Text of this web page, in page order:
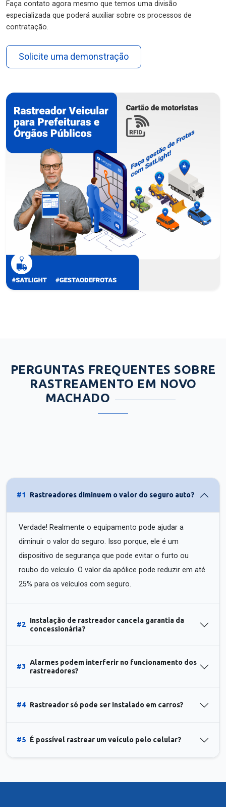
Faça contato agora mesmo que temos uma divisão
especializada que poderá auxiliar sobre os processos de
contratação.
Solicite uma demonstração
PERGUNTAS FREQUENTES SOBRE
RASTREAMENTO EM NOVO
MACHADO
#1 Rastreadores diminuem o valor do seguro auto?
Verdade! Realmente o equipamento pode ajudar a
diminuir o valor do seguro. Isso porque, ele é um
dispositivo de segurança que pode evitar o furto ou
roubo do veículo. O valor da apólice pode reduzir em até
25% para os veículos com seguro.
#2
Instalação de rastreador cancela garantia da
concessionária?
#3
Alarmes podem interferir no funcionamento dos
rastreadores?
#4 Rastreador só pode ser instalado em carros?
#5 É possível rastrear um veículo pelo celular?